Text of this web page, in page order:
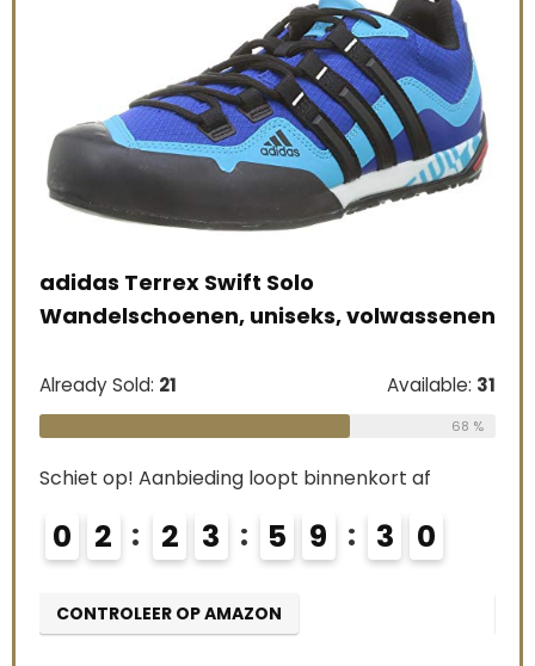
adidas Terrex Swift Solo
Wandelschoenen, uniseks, volwassenen
Already Sold: 21 Available: 31
68 %
Schiet op! Aanbieding loopt binnenkort af
0 2 2 3 5 9 2 9
CONTROLEER OP AMAZON